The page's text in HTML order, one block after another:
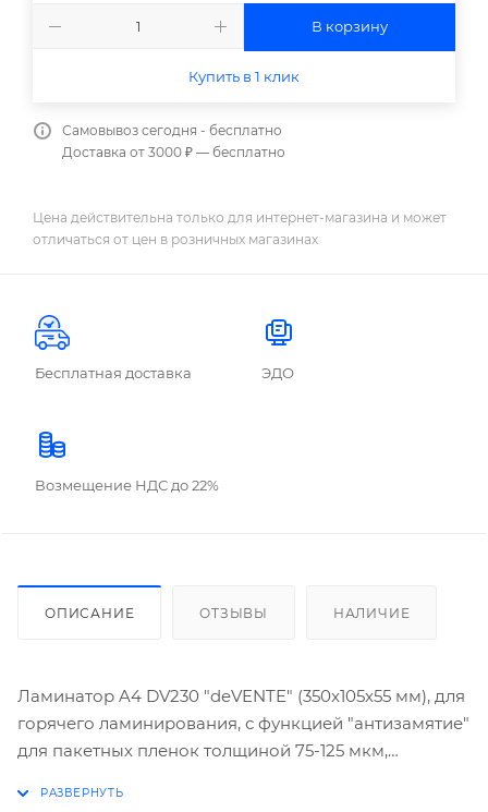
В корзину
Купить в 1 клик
Самовывоз сегодня - бесплатно
Доставка от 3000 ₽ — бесплатно
Цена действительна только для интернет-магазина и может
отличаться от цен в розничных магазинах
Бесплатная доставка ЭДО
Возмещение НДС до 22%
ОПИСАНИЕ ОТЗЫВЫ НАЛИЧИЕ
Ламинатор A4 DV230 "deVENTE" (350x105x55 мм), для
горячего ламинирования, с функцией "антизамятие"
для пакетных пленок толщиной 75-125 мкм,